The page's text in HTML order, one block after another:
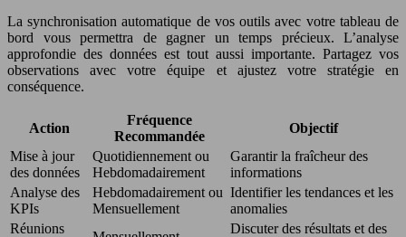
La synchronisation automatique de vos outils avec votre tableau de
bord vous permettra de gagner un temps précieux. L’analyse
approfondie des données est tout aussi importante. Partagez vos
observations avec votre équipe et ajustez votre stratégie en
conséquence.
Action
Fréquence
Recommandée
Objectif
Mise à jour
des données
Quotidiennement ou
Hebdomadairement
Garantir la fraîcheur des
informations
Analyse des
KPIs
Hebdomadairement ou
Mensuellement
Identifier les tendances et les
anomalies
Réunions
Discuter des résultats et des